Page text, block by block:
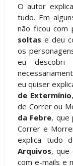
O autor
tudo. Em
não ficou com
soltas e deu
os
eu
eu quiser
de Extermínio
de Correr ou
da Febre, que
Correr e
explica tudo
Arquivos, que
com e-mails e